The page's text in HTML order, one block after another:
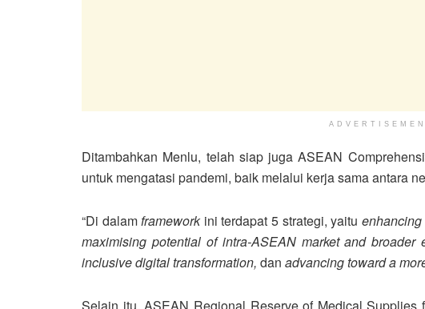
Ditambahkan Menlu, telah siap juga ASEAN
untuk mengatasi pandemi, baik melalui kerja sama antara
“Di dalamframeworkini terdapat 5 strategi, yaitu
maximising potential of intra-ASEAN market and broader
inclusive digital transformation, dan advancing toward a
Selain itu, ASEAN Regional Reserve of Medical